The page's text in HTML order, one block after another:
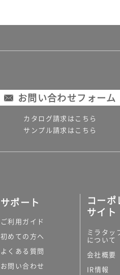
お問い合わせフォーム
カタログ請求はこちら
サンプル請求はこちら
サポート
ご利用ガイド
初めての方へ
よくある質問
お問い合わせ
コーポ
サイト
ミラタッ
について
会社概要
IR情報